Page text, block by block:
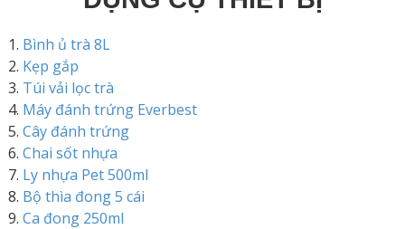
Bình ủ trà 8L
Kẹp gắp
Túi vải lọc trà
Máy đánh trứng Everbest
Cây đánh trứng
Chai sốt nhựa
Ly nhựa Pet 500ml
Bộ thìa đong 5 cái
Ca đong 250ml